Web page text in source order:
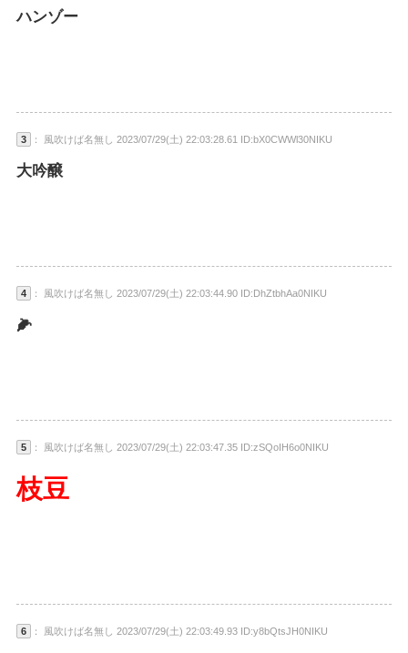
ハンゾー
3 ： 風吹けば名無し 2023/07/29(土) 22:03:28.61 ID:bX0CWWl30NIKU
大吟醸
4 ： 風吹けば名無し 2023/07/29(土) 22:03:44.90 ID:DhZtbhAa0NIKU
🌽
5 ： 風吹けば名無し 2023/07/29(土) 22:03:47.35 ID:zSQoIH6o0NIKU
枝豆
6 ： 風吹けば名無し 2023/07/29(土) 22:03:49.93 ID:y8bQtsJH0NIKU